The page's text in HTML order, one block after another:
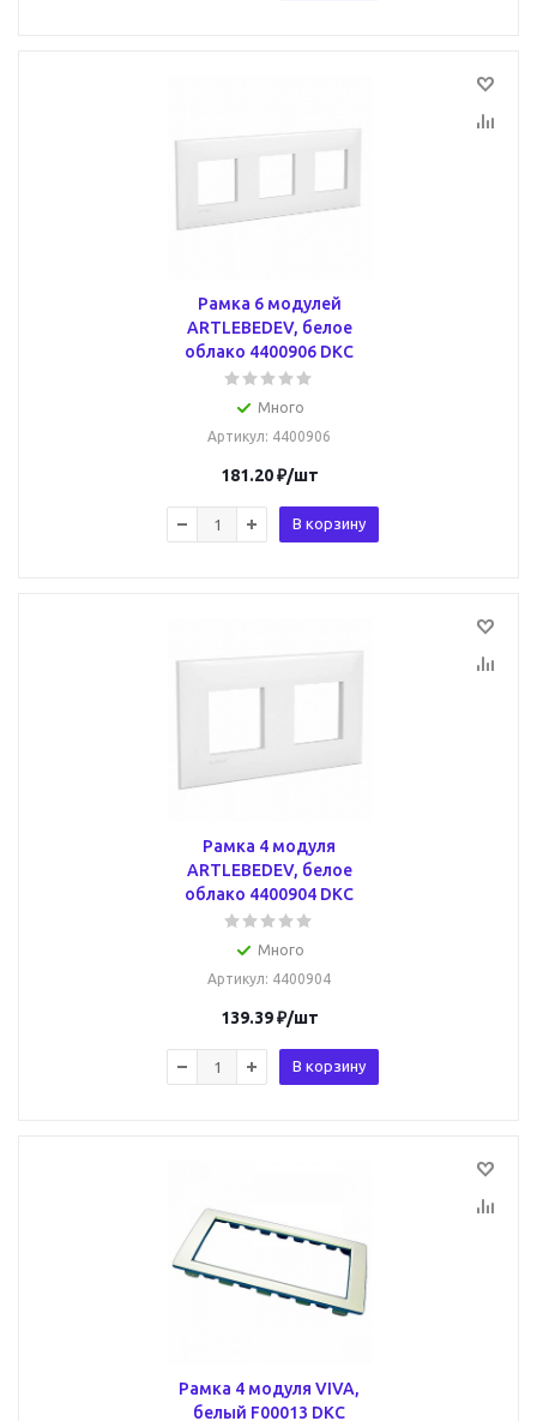
Рамка 6 модулей
ARTLEBEDEV, белое
облако 4400906 DKC
Много
Артикул: 4400906
181.20₽/шт
В корзину
Рамка 4 модуля
ARTLEBEDEV, белое
облако 4400904 DKC
Много
Артикул: 4400904
139.39₽/шт
В корзину
Рамка 4 модуля VIVA,
белый F00013 DKC